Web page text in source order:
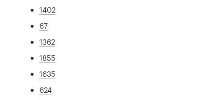
1402
67
1362
1855
1635
624